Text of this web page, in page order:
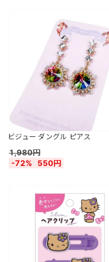
ビジュー ダングル ピアス
1,980円
-72%
550円